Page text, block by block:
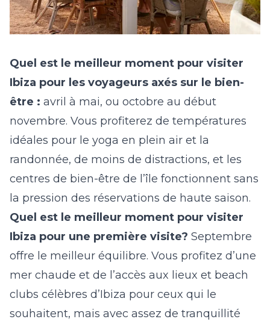
Quel est le meilleur moment pour visiter
Ibiza pour les voyageurs axés sur le bien-
être : avril à mai, ou octobre au début
novembre. Vous profiterez de températures
idéales pour le yoga en plein air et la
randonnée, de moins de distractions, et les
centres de bien-être de l’île fonctionnent sans
la pression des réservations de haute saison.
Quel est le meilleur moment pour visiter
Ibiza pour une première visite? Septembre
offre le meilleur équilibre. Vous profitez d’une
mer chaude et de l’accès aux lieux et beach
clubs célèbres d’Ibiza pour ceux qui le
souhaitent, mais avec assez de tranquillité